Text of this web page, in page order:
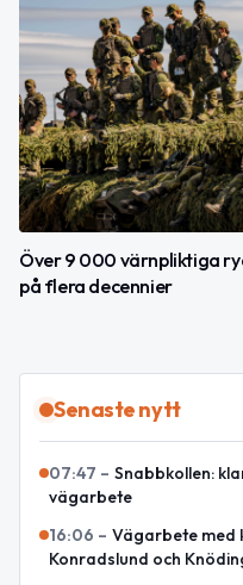
Över 9 000 värnpliktiga
på flera decennier
Senaste nytt
07:47 – Snabbkollen:
vägarbete
16:06 – Vägarbete med
Konradslund och